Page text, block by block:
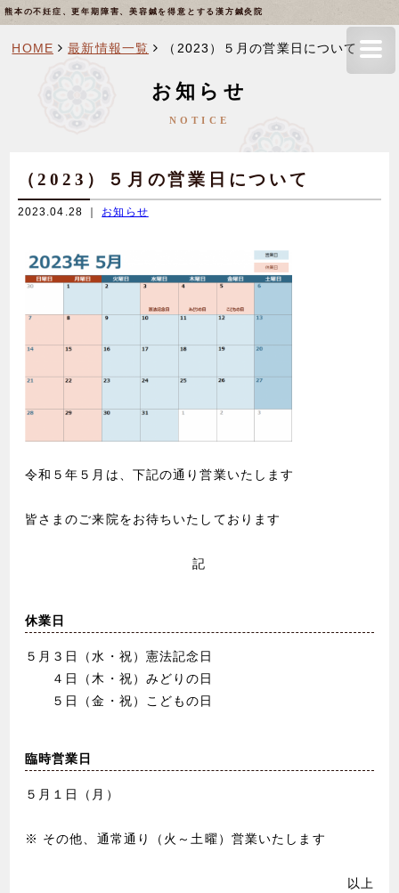
熊本の不妊症、更年期障害、美容鍼を得意とする漢方鍼灸院
HOME 最新情報一覧 （2023）５月の営業日について
お知らせ
NOTICE
（2023）５月の営業日について
2023.04.28 ｜ お知らせ
令和５年５月は、下記の通り営業いたします
皆さまのご来院をお待ちいたしております
記
休業日
５月３日（水・祝）憲法記念日
４日（木・祝）みどりの日
５日（金・祝）こどもの日
臨時営業日
５月１日（月）
※ その他、通常通り（火～土曜）営業いたします
以上